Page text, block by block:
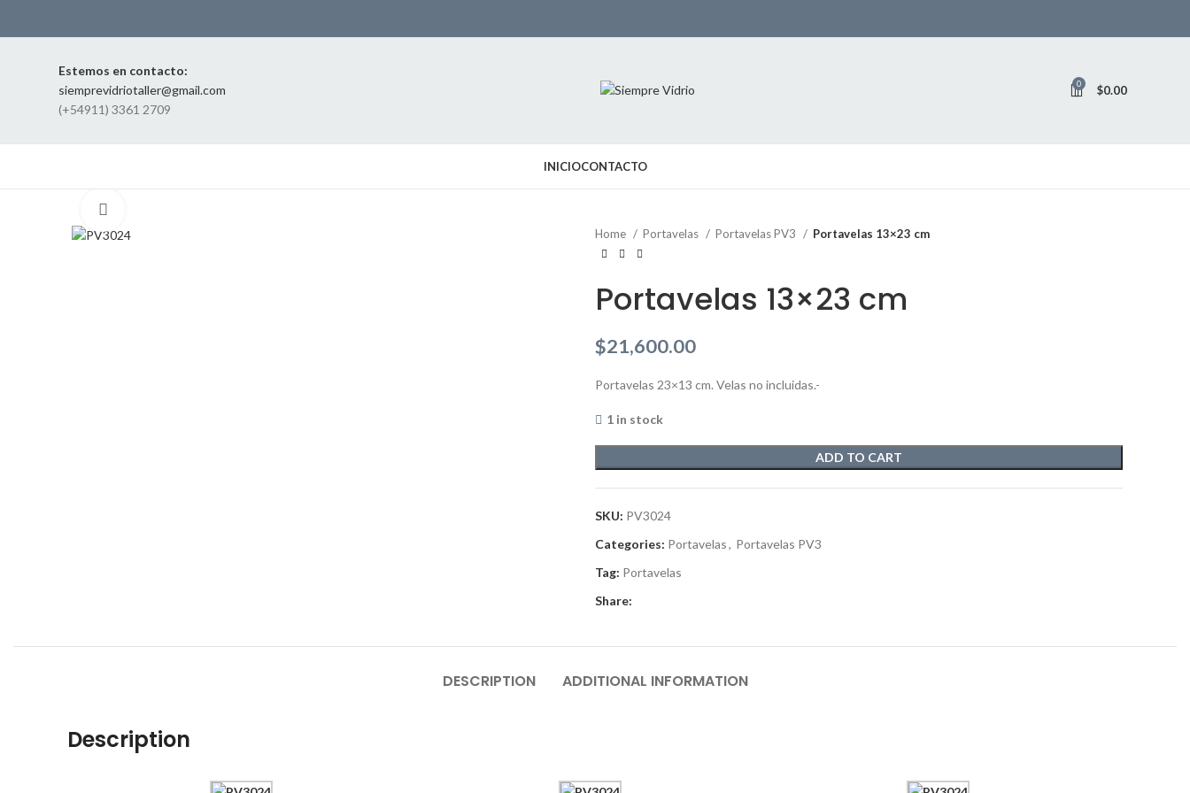
Estemos en contacto:
siemprevidriotaller@gmail.com
(+54911) 3361 2709
0 $0.00
INICIOCONTACTO
Home Portavelas Portavelas PV3 Portavelas 13×23 cm
Portavelas 13×23 cm
$21,600.00
Portavelas 23×13 cm. Velas no incluidas.-
1 in stock
ADD TO CART
SKU: PV3024
Categories: Portavelas, Portavelas PV3
Tag: Portavelas
Share:
DESCRIPTION ADDITIONAL INFORMATION
Description